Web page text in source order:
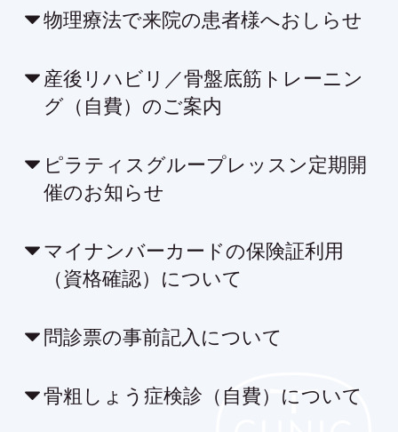
物理療法で来院の患者様へおしらせ
産後リハビリ／骨盤底筋トレーニン
グ（自費）のご案内
ピラティスグループレッスン定期開
催のお知らせ
マイナンバーカードの保険証利用
（資格確認）について
問診票の事前記入について
骨粗しょう症検診（自費）について